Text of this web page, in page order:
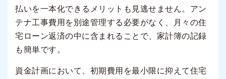
払いを一本化できるメリットも見逃せません。アン
テナ工事費用を別途管理する必要がなく、月々の住
宅ローン返済の中に含まれることで、家計簿の記録
も簡単です。
資金計画において、初期費用を最小限に抑えて住宅